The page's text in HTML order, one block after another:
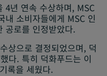
4년 연속 수상하며, MSC
내 소비자들에게 MSC 인
공로를 인정받았다.
상으로 결정되었으며, 덕
다. 특히 덕화푸드는 이
록을 세웠다.